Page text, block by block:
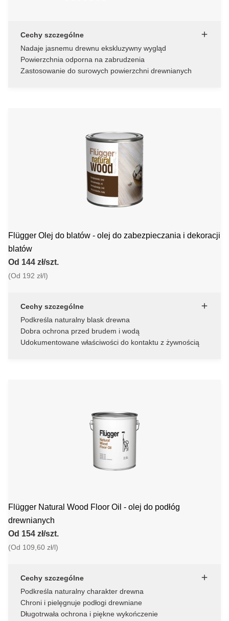
Cechy szczególne
Nadaje jasnemu drewnu ekskluzywny wygląd
Powierzchnia odporna na zabrudzenia
Zastosowanie do surowych powierzchni drewnianych
Flügger Olej do blatów - olej do zabezpieczania i dekoracji
blatów
Od 144 zł/szt.
(Od 192 zł/l)
Cechy szczególne
Podkreśla naturalny blask drewna
Dobra ochrona przed brudem i wodą
Udokumentowane właściwości do kontaktu z żywnością
Flügger Natural Wood Floor Oil - olej do podłóg
drewnianych
Od 154 zł/szt.
(Od 109,60 zł/l)
Cechy szczególne
Podkreśla naturalny charakter drewna
Chroni i pielęgnuje podłogi drewniane
Długotrwała ochrona i piękne wykończenie